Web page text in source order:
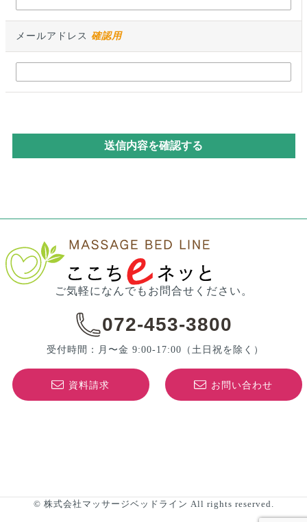
メールアドレス 確認用
ご気軽になんでもお問合せください。
072-453-3800
受付時間：月〜金 9:00-17:00 （土日祝を除く）
資料請求 お問い合わせ
© 株式会社マッサージベッドライン All rights reserved.